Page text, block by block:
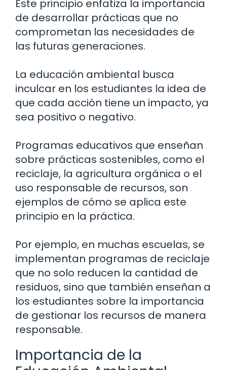
Este principio enfatiza la importancia
de desarrollar prácticas que no
comprometan las necesidades de
las futuras generaciones.
La educación ambiental busca
inculcar en los estudiantes la idea de
que cada acción tiene un impacto, ya
sea positivo o negativo.
Programas educativos que enseñan
sobre prácticas sostenibles, como el
reciclaje, la agricultura orgánica o el
uso responsable de recursos, son
ejemplos de cómo se aplica este
principio en la práctica.
Por ejemplo, en muchas escuelas, se
implementan programas de reciclaje
que no solo reducen la cantidad de
residuos, sino que también enseñan a
los estudiantes sobre la importancia
de gestionar los recursos de manera
responsable.
Importancia de la